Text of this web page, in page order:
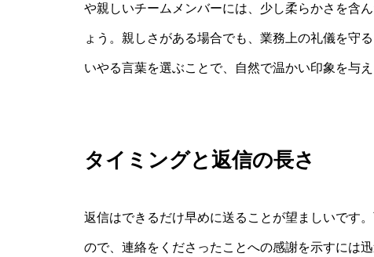
や親しいチームメンバーには、少し柔らかさを含
ょう。親しさがある場合でも、業務上の礼儀を守
いやる言葉を選ぶことで、自然で温かい印象を与え
タイミングと返信の長さ
返信はできるだけ早めに送ることが望ましいです
ので、連絡をくださったことへの感謝を示すには